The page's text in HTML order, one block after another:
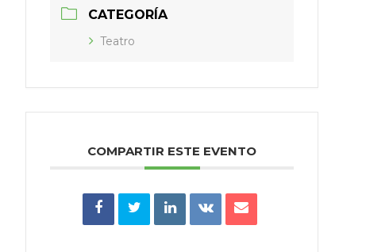
CATEGORÍA
Teatro
COMPARTIR ESTE EVENTO